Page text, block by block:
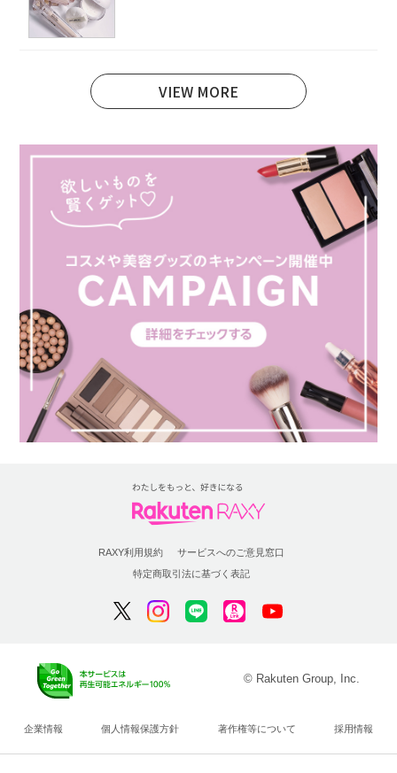
VIEW MORE
RAXY利用規約
サービスへのご意見窓口
特定商取引法に基づく表記
© Rakuten Group, Inc.
企業情報 個人情報保護方針 著作権等について 採用情報